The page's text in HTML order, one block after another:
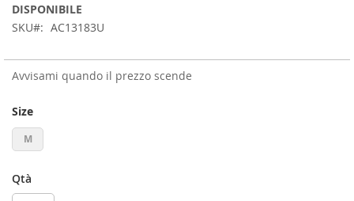
DISPONIBILE
SKU
AC13183U
Avvisami quando il prezzo scende
Size
M
Qtà